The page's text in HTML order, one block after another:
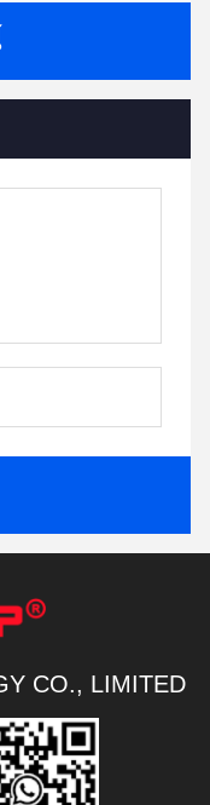
CO., LIMITED